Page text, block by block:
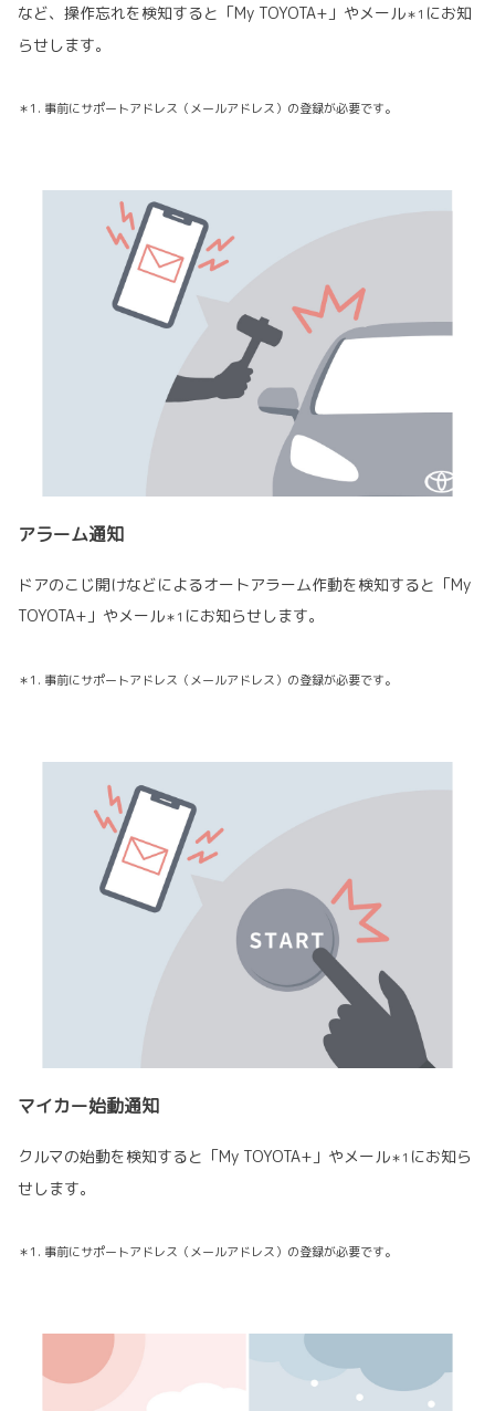
など、操作忘れを検知すると「My TOYOTA+」やメール＊1 にお知
らせします。
＊1. 事前にサポートアドレス（メールアドレス）の登録が必要です。
アラーム通知
ドアのこじ開けなどによるオートアラーム作動を検知すると「My
TOYOTA+」やメール＊1 にお知らせします。
＊1. 事前にサポートアドレス（メールアドレス）の登録が必要です。
マイカー始動通知
クルマの始動を検知すると「My TOYOTA+」やメール＊1 にお知ら
せします。
＊1. 事前にサポートアドレス（メールアドレス）の登録が必要です。